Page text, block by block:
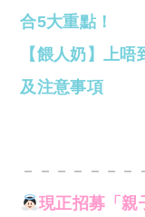
合5大重點！
【餵人奶】上
及注意事項
－－－－－－－
現正招募「